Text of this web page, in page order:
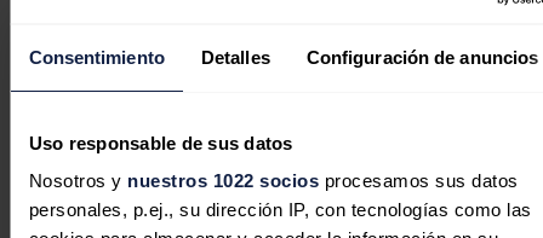
Consentimiento Detalles Configuración de anuncios
Uso responsable de sus datos
Nosotros y nuestros 1022 sociosprocesamos sus datos
personales, p.ej., su dirección IP, con tecnologías como las
reunión con el PP por los aranceles de
Trump y excluye a Vox de la ronda
China pide a EEUU cancelar los